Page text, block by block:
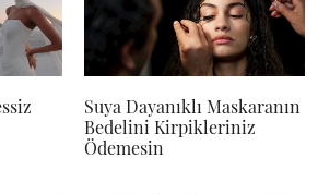
Suya Dayanıklı Maskaranın
Bedelini Kirpikleriniz
Ödemesin